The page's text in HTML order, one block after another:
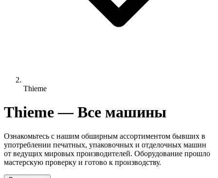
Thieme
Thieme — Все машины
Ознакомьтесь с нашим обширным ассортиментом бывших в
употреблении печатных, упаковочных и отделочных машин
от ведущих мировых производителей. Оборудование прошло
мастерскую проверку и готово к производству.